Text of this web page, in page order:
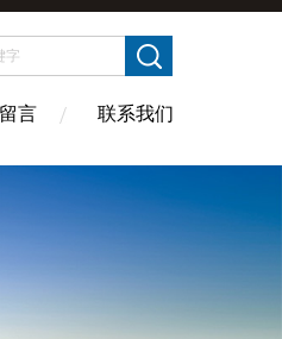
言 联系我们